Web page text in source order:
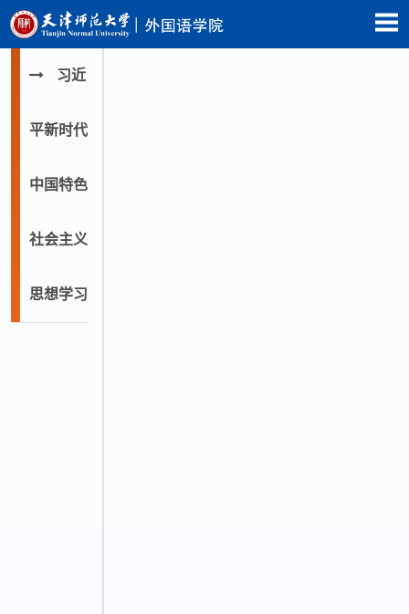
习近
平新时代
中国特色
社会主义
思想学习